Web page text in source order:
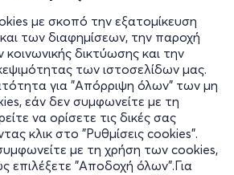
με σκοπό την εξατομίκευση
των διαφημίσεων, την παροχή
δικτύωσης και την
των ιστοσελίδων μας.
για "Απόρριψη όλων" των μη
εάν δεν συμφωνείτε με τη
να ορίσετε τις δικές σας
κλικ στο "Ρυθμίσεις cookies".
με τη χρήση των cookies,
επιλέξετε "Αποδοχή όλων".Για
Τρι, 15/9
Callas Museum
44, Αθήνα 10563
Museum - Αθήνα, Αττική
από 3€